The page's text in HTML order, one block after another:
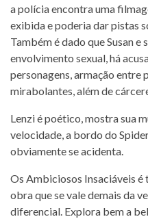
a polícia encontra uma
exibida e poderia dar pistas
Também é dado que Susan
envolvimento sexual, há
personagens, armação entre
mirabolantes, além de
Lenzi é poético, mostra sua
velocidade, a bordo do
obviamente se acidenta.
Os Ambiciosos Insaciáveis é
obra que se vale demais da
diferencial. Explora bem a